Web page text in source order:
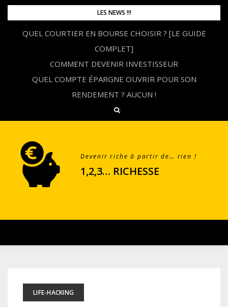
Skip
content
LES NEWS !!!
QUEL COURTIER EN BOURSE CHOISIR ? [LE GUIDE
COMPLET]
COMMENT DEVENIR INVESTISSEUR
QUEL COMPTE ÉPARGNE OUVRIR POUR SON
RENDEMENT ? AUCUN !
Devenir riche à partir de… rien !
1,2,3… RICHESSE
LIFE-HACKING